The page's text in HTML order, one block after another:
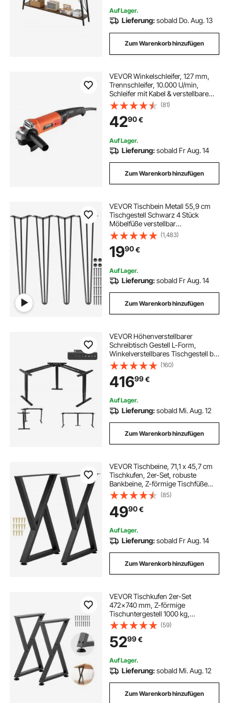
Auf Lager.
Lieferung:sobald Do. Aug. 13
Zum Warenkorb hinzufügen
VEVOR Winkelschleifer, 127 mm,
Trennschleifer, 10.000 U/min,
Schleifer mit Kabel & verstellbarem
Staubschutz zum Schleifen,
Schneiden & Entrosten von Metall
(Scheibe nicht im Lieferumfang
enthalten)
(81)
4290€
Auf Lager.
Lieferung:sobald Fr Aug. 14
Zum Warenkorb hinzufügen
VEVOR Tischbein Metall 55,9 cm
Tischgestell Schwarz 4 Stück
Möbelfüße verstellbar
austauschbare Diy Haarnadel
Tischbeine 3 Pfosten
(1,483)
1990€
Auf Lager.
Lieferung:sobald Fr Aug. 14
Zum Warenkorb hinzufügen
VEVOR Höhenverstellbarer
Schreibtisch Gestell L-Form,
Winkelverstellbares Tischgestell bis
125kg, 3 Stufige Tischbeine mit 3
Motoren Speicherfunktion
Höhenanzeige Kollisionschutz USB
für Büro, Schwarz
(160)
41699€
Auf Lager.
Lieferung:sobald Mi. Aug. 12
Zum Warenkorb hinzufügen
VEVOR Tischbeine, 71,1 x 45,7 cm
Tischkufen, 2er-Set, robuste
Bankbeine, Z-förmige Tischfüße
aus Metall, Tischgestell aus
Schmiedeeisen, Heimwerker-
Möbel für Esstisch mit Gummi-
Bodenschonern, Matte
(85)
4990€
Auf Lager.
Lieferung:sobald Fr Aug. 14
Zum Warenkorb hinzufügen
VEVOR Tischkufen 2er-Set
472x740 mm, Z-förmige
Tischuntergestell 1000 kg,
Tischbeine Kohlenstoffstahl,
Möbelfüße, Tischgestell, Tischfüße
für Schreibtische, Couchtische,
Esstische, Schwarz
(59)
5299€
Auf Lager.
Lieferung:sobald Mi. Aug. 12
Zum Warenkorb hinzufügen